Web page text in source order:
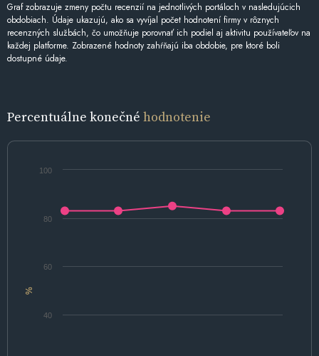
Graf zobrazuje zmeny počtu recenzií na jednotlivých portáloch v nasledujúcich
obdobiach. Údaje ukazujú, ako sa vyvíjal počet hodnotení firmy v rôznych
recenzných službách, čo umožňuje porovnať ich podiel aj aktivitu používateľov na
každej platforme. Zobrazené hodnoty zahŕňajú iba obdobie, pre ktoré boli
dostupné údaje.
Percentuálne konečné hodnotenie
%
40
60
80
100